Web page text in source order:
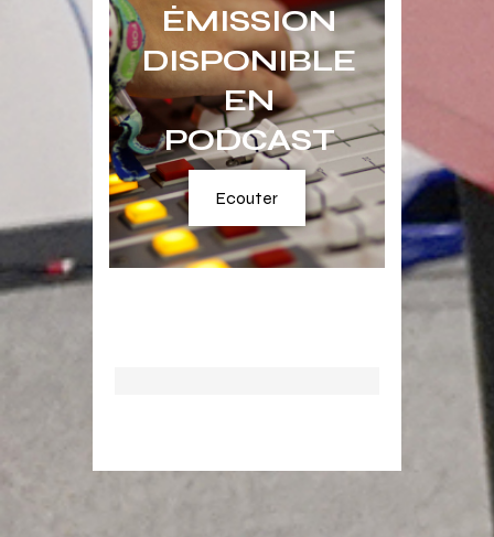
ÉMISSION
DISPONIBLE
EN
PODCAST
Ecouter